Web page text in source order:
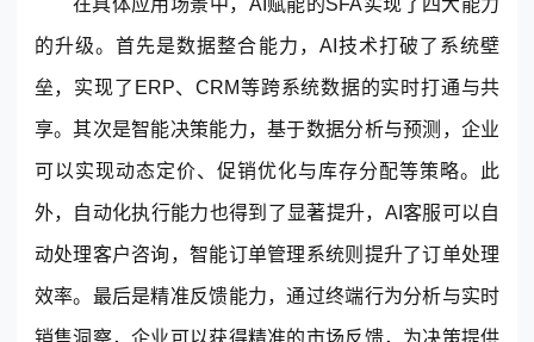
的升级。首先是数据整合能力，AI技术打破了系统壁
垒，实现了ERP、CRM等跨系统数据的实时打通与共
享。其次是智能决策能力，基于数据分析与预测，企业
可以实现动态定价、促销优化与库存分配等策略。此
外，自动化执行能力也得到了显著提升，AI客服可以自
动处理客户咨询，智能订单管理系统则提升了订单处理
效率。最后是精准反馈能力，通过终端行为分析与实时
销售洞察，企业可以获得精准的市场反馈，为决策提供